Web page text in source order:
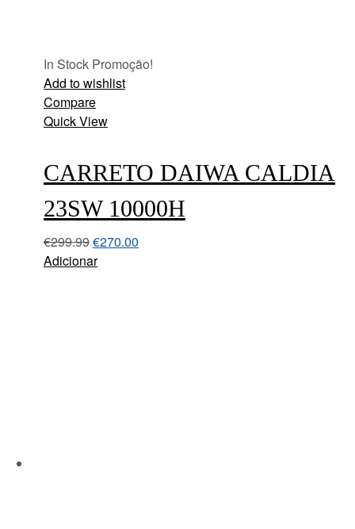
In Stock Promoção!
Add to wishlist
Compare
Quick View
CARRETO DAIWA CALDIA
23SW 10000H
€299.99€270.00
Adicionar